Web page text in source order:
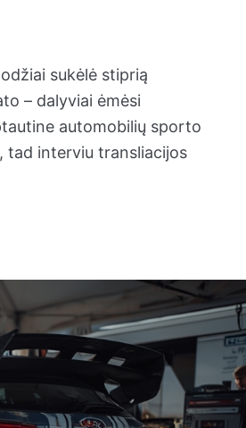
sukėlė stiprią
– dalyviai ėmėsi
automobilių sporto
tad interviu transliacijos